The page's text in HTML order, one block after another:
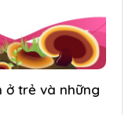
ở trẻ và những